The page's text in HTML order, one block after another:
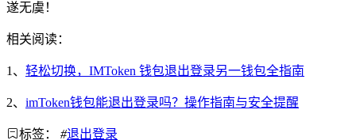
遂无虞！
相关阅读：
1、 轻松切换，IMToken 钱包退出登录另一钱包全指南
2、 imToken钱包能退出登录吗？操作指南与安全提醒
标签： #退出登录